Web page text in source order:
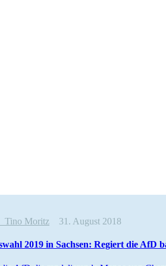
Tino Moritz 31. August 2018
2019 in Sachsen: Regiert die AfD